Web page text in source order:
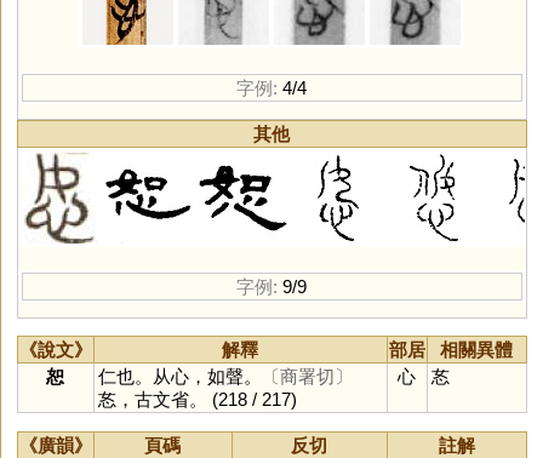
字例: 4/4
其他
字例: 9/9
《說文》 解釋 部居
相關異體
恕
仁也。从心，如聲。
〔商署切〕
㣽，古文省。 (218 / 217)
心 㣽
《廣韻》 頁碼 反切
註解